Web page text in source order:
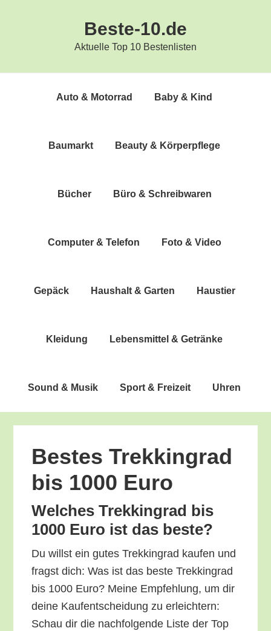
Beste-10.de
Aktuelle Top 10 Bestenlisten
Auto & Motorrad Baby & Kind
Bau­markt Beau­ty & Körperpflege
Bücher Büro & Schreibwaren
Com­pu­ter & Telefon Foto & Video
Gepäck Haus­halt & Garten Haus­tier
Klei­dung Lebens­mit­tel & Getränke
Sound & Musik Sport & Freizeit Uhren
Bes­tes Trek­king­rad
bis 1000 Euro
Wel­ches Trek­king­rad bis
1000 Euro ist das beste?
Du willst ein gutes Trek­king­rad kau­fen und
fragst dich: Was ist das bes­te Trek­king­rad
bis 1000 Euro? Mei­ne Emp­feh­lung, um dir
dei­ne Kauf­ent­schei­dung zu erleich­tern:
Schau dir die nach­fol­gen­de Lis­te der Top